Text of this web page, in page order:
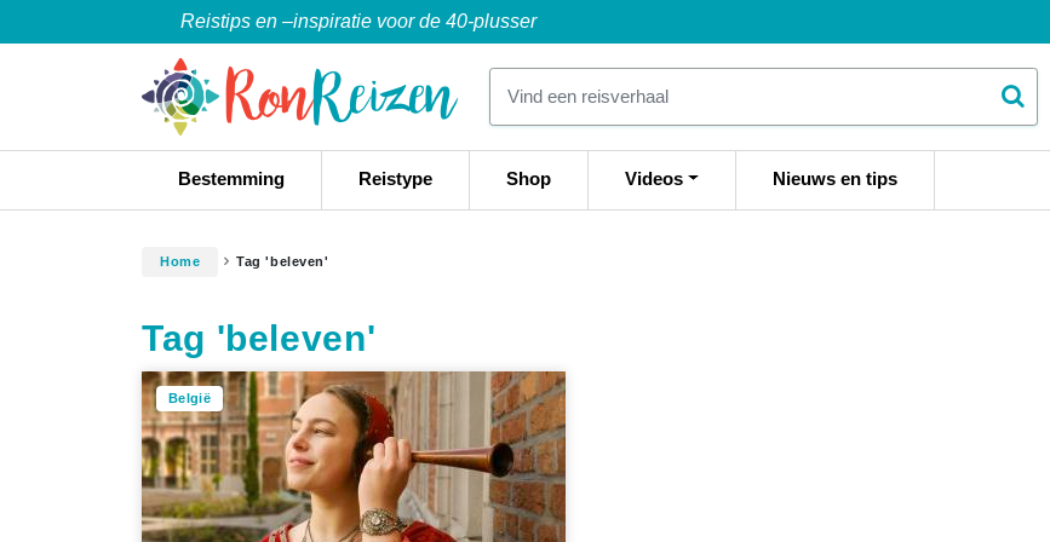
Reistips en –inspiratie voor de 40-plusser
Bestemming Reistype Shop Videos Nieuws en tips
Home Tag 'beleven'
Tag 'beleven'
België